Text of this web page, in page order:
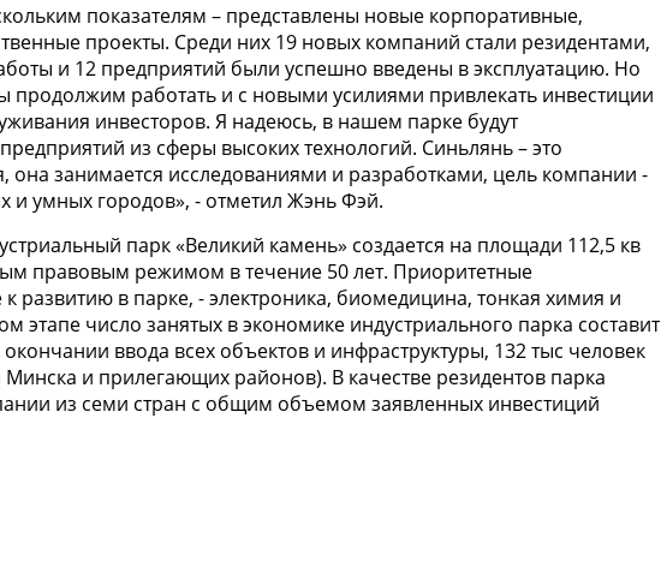
показателям – представлены новые корпоративные,
проекты. Среди них 19 новых компаний стали резидентами,
и 12 предприятий были успешно введены в эксплуатацию. Но
продолжим работать и с новыми усилиями привлекать инвестиции
инвесторов. Я надеюсь, в нашем парке будут
из сферы высоких технологий. Синьлянь – это
она занимается исследованиями и разработками, цель компании -
и умных городов», - отметил Жэнь Фэй.
парк «Великий камень» создается на площади 112,5 кв
правовым режимом в течение 50 лет. Приоритетные
развитию в парке, - электроника, биомедицина, тонкая химия и
этапе число занятых в экономике индустриального парка составит
ввода всех объектов и инфраструктуры, 132 тыс человек
и прилегающих районов). В качестве резидентов парка
из семи стран с общим объемом заявленных инвестиций